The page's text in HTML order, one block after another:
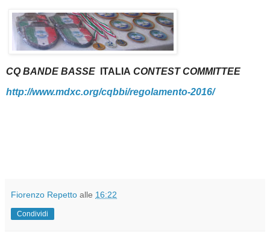
CQ BANDE BASSE ITALIA CONTEST COMMITTEE
http://www.mdxc.org/cqbbi/regolamento-2016/
Fiorenzo Repetto alle 16:22
Condividi